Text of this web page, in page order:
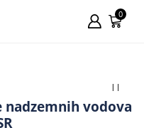
0
nadzemnih vodova